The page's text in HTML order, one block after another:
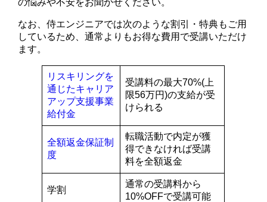
なお、侍エンジニアでは次のような割引・特典もご用
しているため、通常よりもお得な費用で受講いただけ
ます。
リスキリングを
通じたキャリア
アップ支援事業
給付金
受講料の最大70%(上
限56万円)の支給が受
けられる
全額返金保証制
度
転職活動で内定が獲
得できなければ受講
料を全額返金
学割
通常の受講料から
10%OFFで受講可能